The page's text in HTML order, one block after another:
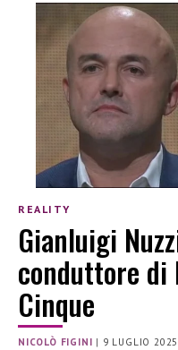
REALITY
Gianluigi
conduttore di
Cinque
NICOLÒ FIGINI | 9 LUGLIO 2025